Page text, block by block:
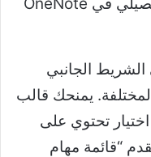
الجانبي
يمنحك قالب
تحتوي على
“قائمة مهام